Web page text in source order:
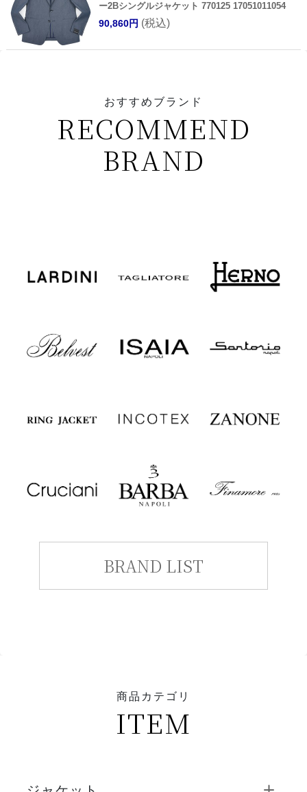
ー2Bシングルジャケット 770125 17051011054
90,860円 (税込)
おすすめブランド
RECOMMEND
BRAND
BRAND LIST
商品カテゴリ
ITEM